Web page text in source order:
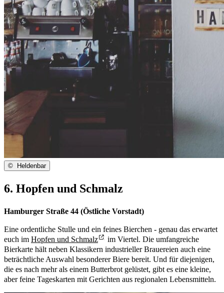
© Heldenbar
6. Hopfen und Schmalz
Hamburger Straße 44 (Östliche Vorstadt)
Eine ordentliche Stulle und ein feines Bierchen - genau das erwartet
euch im Hopfen und Schmalz
im Viertel. Die umfangreiche
Bierkarte hält neben Klassikern industrieller Brauereien auch eine
beträchtliche Auswahl besonderer Biere bereit. Und für diejenigen,
die es nach mehr als einem Butterbrot gelüstet, gibt es eine kleine,
aber feine Tageskarten mit Gerichten aus regionalen Lebensmitteln.